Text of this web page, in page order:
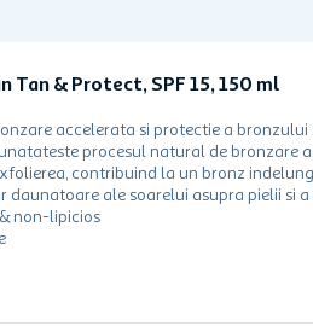
Tan & Protect, SPF 15, 150 ml
accelerata si protectie a bronzului
procesul natural de bronzare
contribuind la un bronz
daunatoare ale soarelui asupra pielii si
non-lipicios